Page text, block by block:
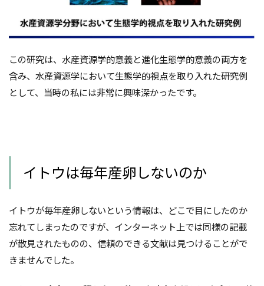
この研究は、水産資源学的意義と進化生態学的意義の両方を
含み、水産資源学において生態学的視点を取り入れた研究例
として、当時の私には非常に興味深かったです。
イトウは毎年産卵しないのか
イトウが毎年産卵しないという情報は、どこで目にしたのか
忘れてしまったのですが、インターネット上では同様の記載
が散見されたものの、信頼のできる文献は見つけることがで
きませんでした。